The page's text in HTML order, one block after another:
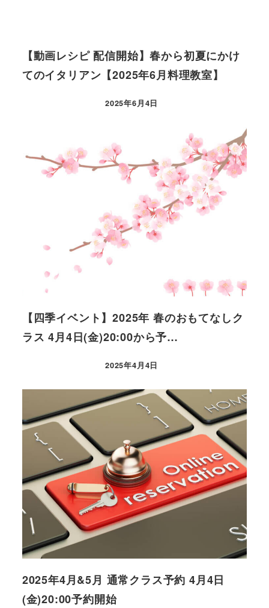
【動画レシピ 配信開始】春から初夏にかけ
てのイタリアン【2025年6月料理教室】
2025年6月4日
【四季イベント】2025年 春のおもてなしク
ラス 4月4日(金)20:00から予…
2025年4月4日
2025年4月&5月 通常クラス予約 4月4日
(金)20:00予約開始